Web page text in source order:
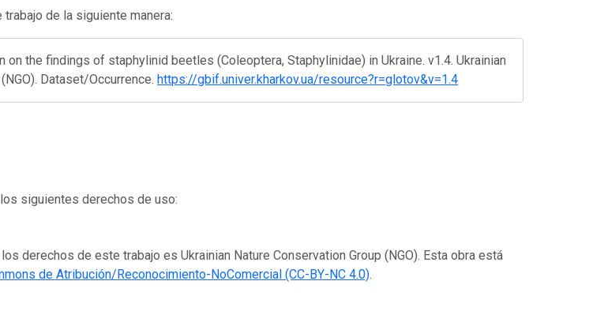
de la siguiente manera:
on the findings of staphylinid beetles (Coleoptera, Staphylinidae) in Ukraine. v1.4. Ukrainian
Dataset/Occurrence. https://gbif.univer.kharkov.ua/resource?r=glotov&v=1.4
siguientes derechos de uso:
derechos de este trabajo es Ukrainian Nature Conservation Group (NGO). Esta obra está
de Atribución/Reconocimiento-NoComercial (CC-BY-NC 4.0).